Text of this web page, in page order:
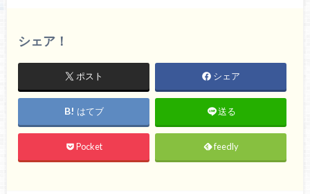
シェア！
ポスト シェア
はてブ 送る
Pocket feedly